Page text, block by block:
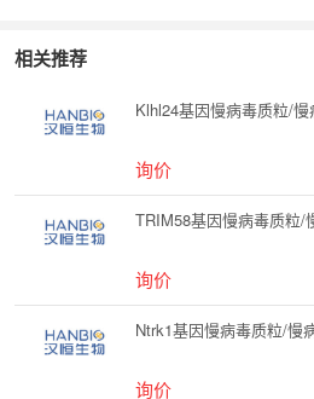
相关推荐
Klhl24基因慢病毒质粒/
询价
TRIM58基因慢病毒质粒/
询价
Ntrk1基因慢病毒质粒/慢
询价